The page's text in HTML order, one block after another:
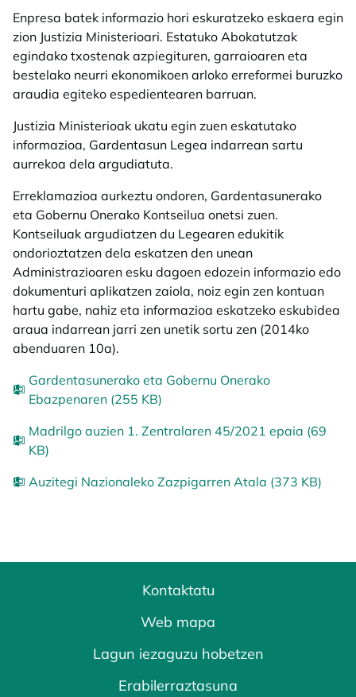
Enpresa batek informazio hori eskuratzeko eskaera egin
zion Justizia Ministerioari. Estatuko Abokatutzak
egindako txostenak azpiegituren, garraioaren eta
bestelako neurri ekonomikoen arloko erreformei buruzko
araudia egiteko espedientearen barruan.
Justizia Ministerioak ukatu egin zuen eskatutako
informazioa, Gardentasun Legea indarrean sartu
aurrekoa dela argudiatuta.
Erreklamazioa aurkeztu ondoren, Gardentasunerako
eta Gobernu Onerako Kontseilua onetsi zuen.
Kontseiluak argudiatzen du Legearen edukitik
ondorioztatzen dela eskatzen den unean
Administrazioaren esku dagoen edozein informazio edo
dokumenturi aplikatzen zaiola, noiz egin zen kontuan
hartu gabe, nahiz eta informazioa eskatzeko eskubidea
araua indarrean jarri zen unetik sortu zen (2014ko
abenduaren 10a).
Gardentasunerako eta Gobernu Onerako
Ebazpenaren (255 KB)
Madrilgo auzien 1. Zentralaren 45/2021 epaia (69
KB)
Auzitegi Nazionaleko Zazpigarren Atala (373 KB)
Kontaktatu
Web mapa
Lagun iezaguzu hobetzen
Erabilerraztasuna